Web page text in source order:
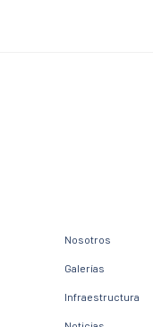
Nosotros
Galerías
Infraestructura